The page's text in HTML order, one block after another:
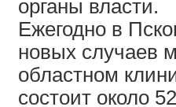
органы власти.
Ежегодно в
новых случаев
областном
состоит около